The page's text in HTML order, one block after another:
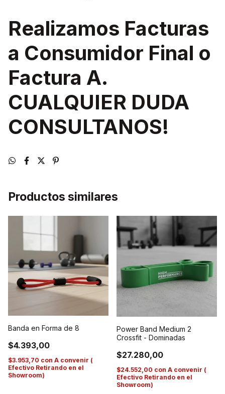
Realizamos Facturas
a Consumidor Final o
Factura A.
CUALQUIER DUDA
CONSULTANOS!
Productos similares
Banda en Forma de 8
$4.393,00
$3.953,70 con A convenir (
Efectivo Retirando en el
Showroom)
Power Band Medium 2
Crossfit - Dominadas
$27.280,00
$24.552,00 con A convenir (
Efectivo Retirando en el
Showroom)